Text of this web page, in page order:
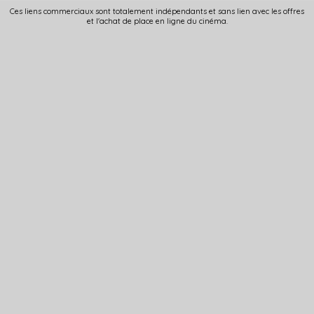
Ces liens commerciaux sont totalement indépendants et sans lien avec les offres
et l'achat de place en ligne du cinéma.